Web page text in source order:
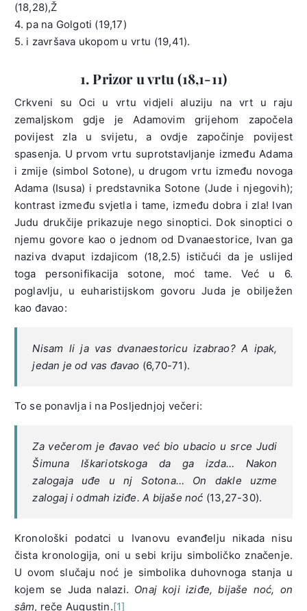
(18,28),Ž
4. pa na Golgoti (19,17)
5. i završava ukopom u vrtu (19,41).
1. Prizor u vrtu (18,1-11)
Crkveni su Oci u vrtu vidjeli aluziju na vrt u raju
zemaljskom gdje je Adamovim grijehom započela
povijest zla u svijetu, a ovdje započinje povijest
spasenja. U prvom vrtu suprotstavljanje između Adama
i zmije (simbol Sotone), u drugom vrtu između novoga
Adama (Isusa) i predstavnika Sotone (Jude i njegovih);
kontrast između svjetla i tame, između dobra i zla! Ivan
Judu drukčije prikazuje nego sinoptici. Dok sinoptici o
njemu govore kao o jednom od Dvanaestorice, Ivan ga
naziva dvaput izdajicom (18,2.5) ističući da je uslijed
toga personifikacija sotone, moć tame. Već u 6.
poglavlju, u euharistijskom govoru Juda je obilježen
kao đavao:
Nisam li ja vas dvanaestoricu izabrao? A ipak,
jedan je od vas đavao (6,70-71).
To se ponavlja i na Posljednjoj večeri:
Za večerom je đavao već bio ubacio u srce Judi
Šimuna Iškariotskoga da ga izda… Nakon
zalogaja uđe u nj Sotona… On dakle uzme
zalogaj i odmah iziđe. A bijaše noć (13,27-30).
Kronološki podatci u Ivanovu evanđelju nikada nisu
čista kronologija, oni u sebi kriju simboličko značenje.
U ovom slučaju noć je simbolika duhovnoga stanja u
kojem se Juda nalazi. Onaj koji iziđe, bijaše noć, on
sâm, reče Augustin.[1]